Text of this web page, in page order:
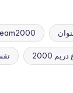
2000